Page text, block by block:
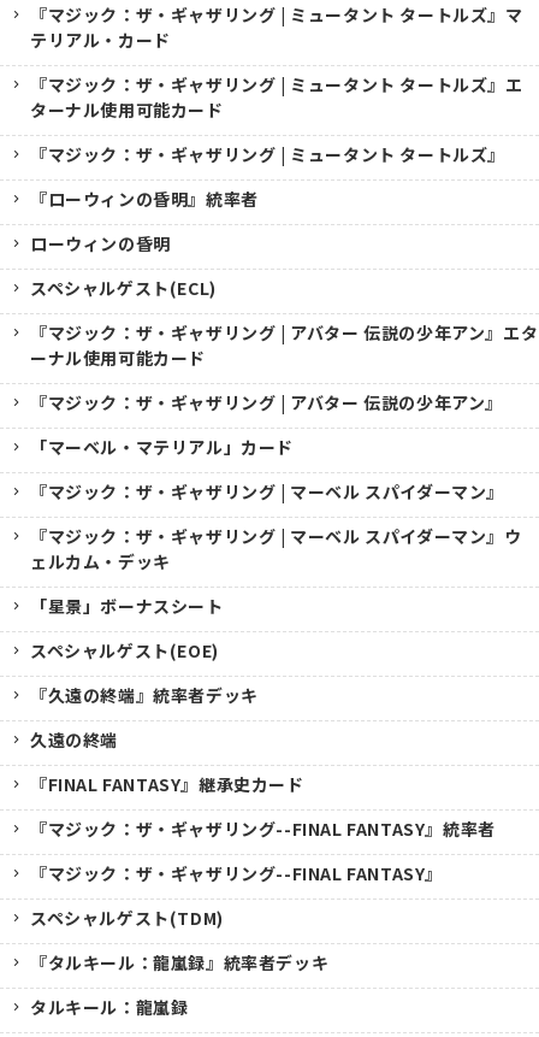
『マジック：ザ・ギャザリング | ミュータント タートルズ』マ
テリアル・カード
『マジック：ザ・ギャザリング | ミュータント タートルズ』エ
ターナル使用可能カード
『マジック：ザ・ギャザリング | ミュータント タートルズ』
『ローウィンの昏明』統率者
ローウィンの昏明
スペシャルゲスト(ECL)
『マジック：ザ・ギャザリング | アバター 伝説の少年アン』エタ
ーナル使用可能カード
『マジック：ザ・ギャザリング | アバター 伝説の少年アン』
「マーベル・マテリアル」カード
『マジック：ザ・ギャザリング | マーベル スパイダーマン』
『マジック：ザ・ギャザリング | マーベル スパイダーマン』ウ
ェルカム・デッキ
「星景」ボーナスシート
スペシャルゲスト(EOE)
『久遠の終端』統率者デッキ
久遠の終端
『FINAL FANTASY』継承史カード
『マジック：ザ・ギャザリング--FINAL FANTASY』統率者
『マジック：ザ・ギャザリング--FINAL FANTASY』
スペシャルゲスト(TDM)
『タルキール：龍嵐録』統率者デッキ
タルキール：龍嵐録